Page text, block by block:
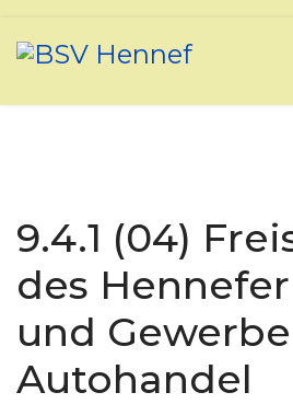
9.4.1 (04)
des
und
Autohandel